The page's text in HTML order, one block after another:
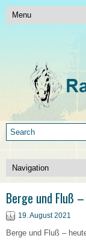
Berge und Fluß
19. August 2021
Berge und Fluß –